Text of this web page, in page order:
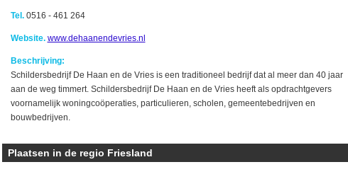
Tel.0516 - 461 264
Website. www.dehaanendevries.nl
Beschrijving:
Schildersbedrijf De Haan en de Vries is een traditioneel bedrijf dat al meer dan 40 jaar
aan de weg timmert. Schildersbedrijf De Haan en de Vries heeft als opdrachtgevers
voornamelijk woningcoöperaties, particulieren, scholen, gemeentebedrijven en
bouwbedrijven.
Plaatsen in de regio Friesland